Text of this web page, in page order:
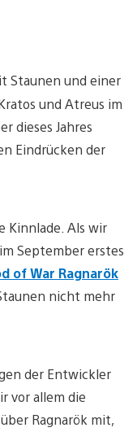
Staunen und einer
und Atreus im
dieses Jahres
Eindrücken der
Kinnlade. Als wir
September erstes
of War Ragnarök
nicht mehr
der Entwickler
vor allem die
Ragnarök mit,